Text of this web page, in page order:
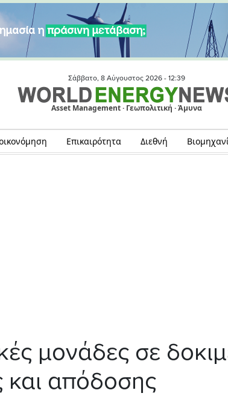
Σάββατο, 8 Αύγουστος 2026 - 12:39
Asset Management · Γεωπολιτική · Άμυνα
Επικαιρότητα Διεθνή
μονάδες σε
και απόδοσης